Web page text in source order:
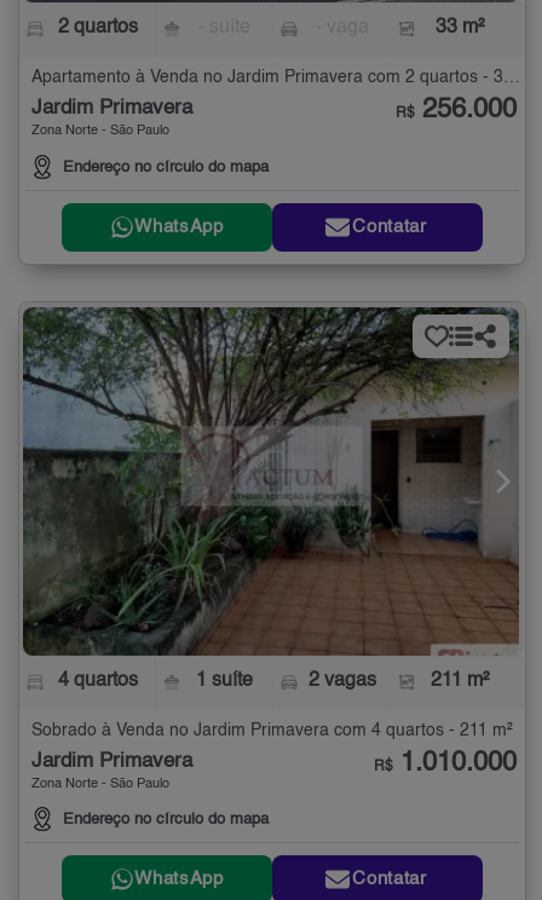
2 quartos 33 m²
Apartamento à Venda no Jardim Primavera com 2 quartos - 33 m²
Jardim Primavera
Zona Norte - São Paulo
Endereço no círculo do mapa
R$ 256.000
WhatsApp Contatar
4 quartos 1 suíte 2 vagas 211 m²
Sobrado à Venda no Jardim Primavera com 4 quartos - 211 m²
Jardim Primavera
Zona Norte - São Paulo
Endereço no círculo do mapa
R$ 1.010.000
WhatsApp Contatar